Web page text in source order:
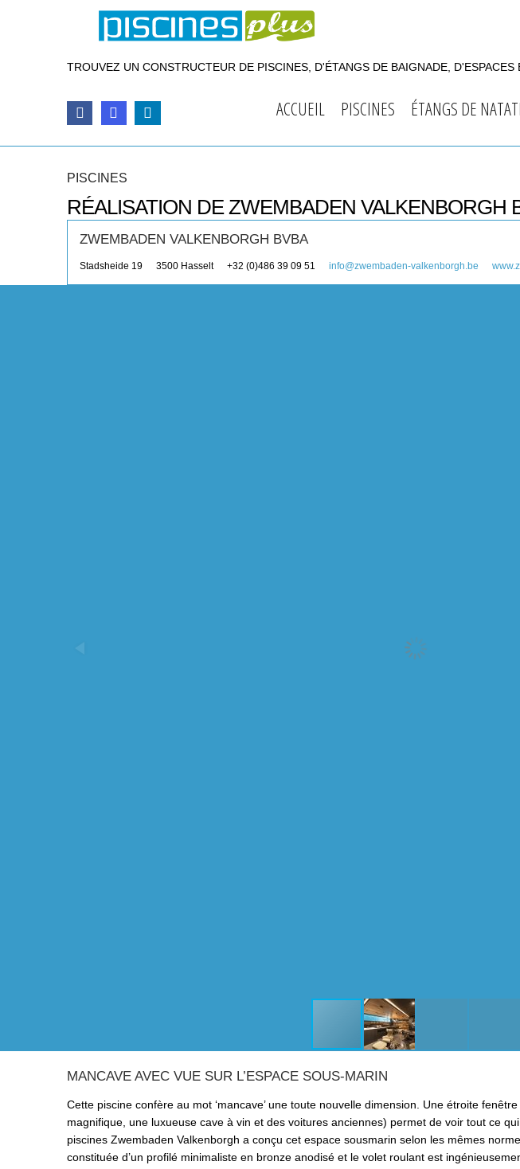
TROUVEZ UN CONSTRUCTEUR DE PISCINES, D'ÉTANGS DE BAIGNADE,
ACCUEIL PISCINES ÉTANGS DE
PISCINES
RÉALISATION DE ZWEMBADEN VALKENBORGH
ZWEMBADEN VALKENBORGH BVBA
Stadsheide 19 3500 Hasselt +32 (0)486 39 09 51 info@zwembaden-valkenborgh.be
MANCAVE AVEC VUE SUR L’ESPACE SOUS-MARIN
Cette piscine confère au mot ‘mancave’ une toute nouvelle dimension. Une étroite
magnifique, une luxueuse cave à vin et des voitures anciennes) permet de voir tout ce
piscines Zwembaden Valkenborgh a conçu cet espace sousmarin selon les mêmes
constituée d’un profilé minimaliste en bronze anodisé et le volet roulant est